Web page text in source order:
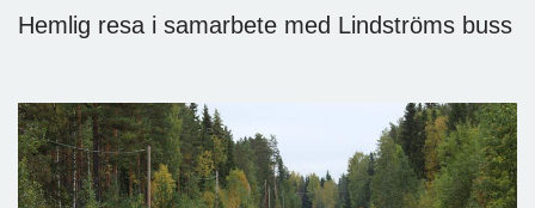
Hemlig resa i samarbete med Lindströms buss